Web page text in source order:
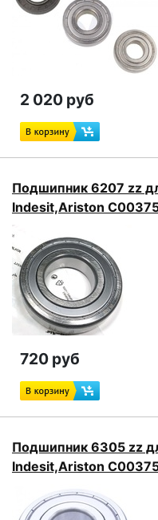
2 020 руб
Подшипник 6207 zz
Indesit,Ariston
720 руб
Подшипник 6305 zz
Indesit,Ariston